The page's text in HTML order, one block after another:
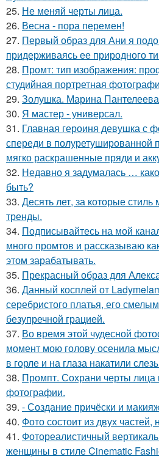
25. Не меняй черты лица.
26. Весна - пора перемен!
27. Первый образ для Ани я
придерживаясь ее природного
28. Промт: тип изображения:
студийная портретная
29. Золушка. Марина
30. Я мастер - универсал.
31. Главная героиня девушка с
спереди в полуретушированной
мягко раскрашенные пряди и
32. Недавно я задумалась …
быть?
33. Десять лет, за которые
тренды.
34. Подписывайтесь на мой
много промтов и рассказываю
этом зарабатывать.
35. Прекрасный образ для
36. Данный косплей от
серебристого платья, его
безупречной грацией.
37. Во время этой чудесной
момент мою голову осенила
в горле и на глаза накатили
38. Промпт. Сохрани черты лица
фотографии.
39. - Создание причёски и
40. Фото состоит из двух частей,
41. Фотореалистичный
женщины в стиле Cinematic